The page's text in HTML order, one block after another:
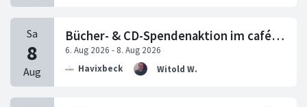
Bücher- & CD-Spendenaktion im café arte
Havixbeck Witold W.